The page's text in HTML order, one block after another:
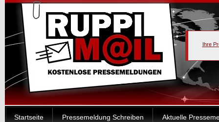
Ihre
Startseite Pressemeldung Schreiben Aktuelle